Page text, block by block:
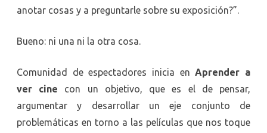
anotar cosas y a preguntarle sobre su exposición?”.
Bueno: ni una ni la otra cosa.
Comunidad de espectadores inicia enAprender a
ver cine con un objetivo, que es el de pensar,
argumentar y desarrollar un eje conjunto de
problemáticas en torno a las películas que nos toque